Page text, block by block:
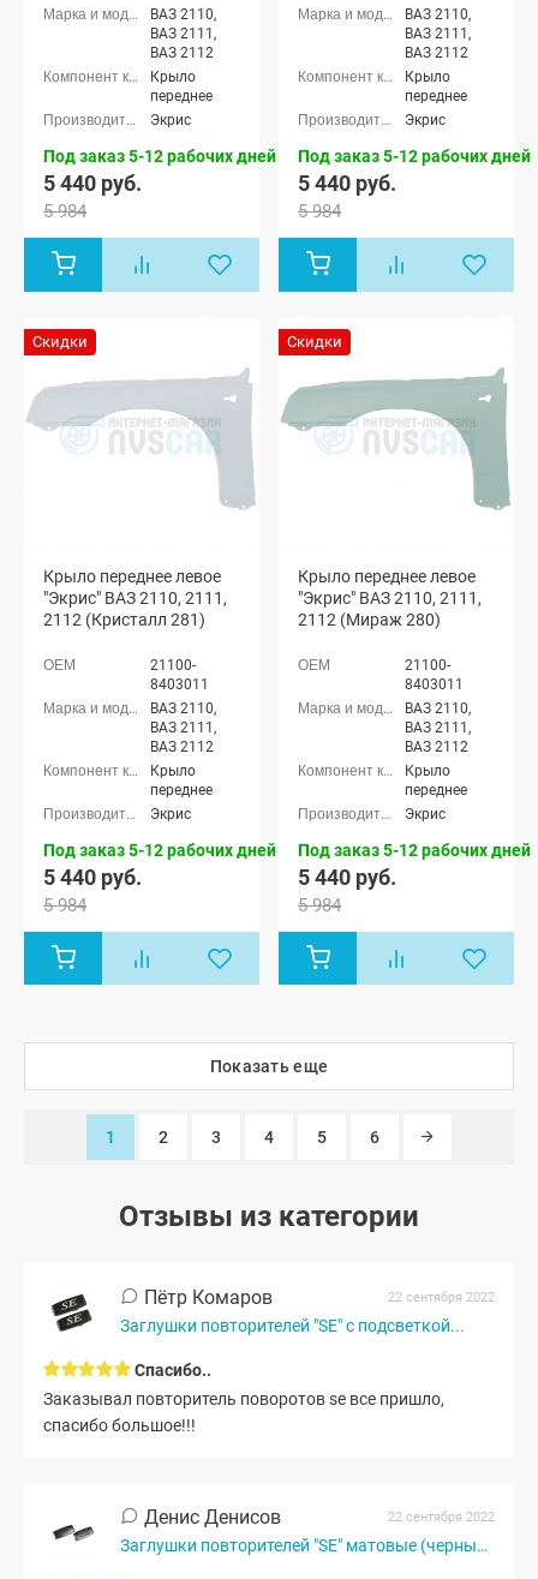
ВАЗ 2110,
ВАЗ 2111,
ВАЗ 2112
Крыло
переднее
Экрис
Под заказ 5-12 рабочих дней
5 440 руб.
5 984
ВАЗ 2110,
ВАЗ 2111,
ВАЗ 2112
Крыло
переднее
Экрис
Под заказ 5-12 рабочих дней
5 440 руб.
5 984
Скидки
Крыло переднее левое
"Экрис" ВАЗ 2110, 2111,
2112 (Кристалл 281)
21100-
8403011
ВАЗ 2110,
ВАЗ 2111,
ВАЗ 2112
Крыло
переднее
Экрис
Под заказ 5-12 рабочих дней
5 440 руб.
5 984
Скидки
Крыло переднее левое
"Экрис" ВАЗ 2110, 2111,
2112 (Мираж 280)
21100-
8403011
ВАЗ 2110,
ВАЗ 2111,
ВАЗ 2112
Крыло
переднее
Экрис
Под заказ 5-12 рабочих дней
5 440 руб.
5 984
Показать еще
1 2 3 4 5 6
Отзывы из категории
Пётр Комаров 22 сентября 2022
Заглушки повторителей "SE" с подсветкой...
Спасибо..
Заказывал повторитель поворотов se все пришло,
спасибо большое!!!
Денис Денисов 22 сентября 2022
Заглушки повторителей "SE" матовые (черный мат)